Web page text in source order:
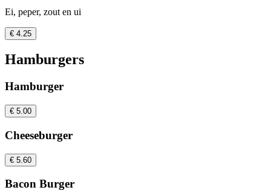
Ei, peper, zout en ui
€ 4.25
Hamburgers
Hamburger
€ 5.00
Cheeseburger
€ 5.60
Bacon Burger